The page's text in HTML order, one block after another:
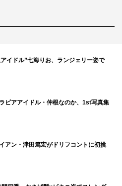
イドル”七海りお、ランジェリー姿で
ビアアイドル・仲根なのか、1st写真集
アン・津田篤宏がドリフコントに初挑